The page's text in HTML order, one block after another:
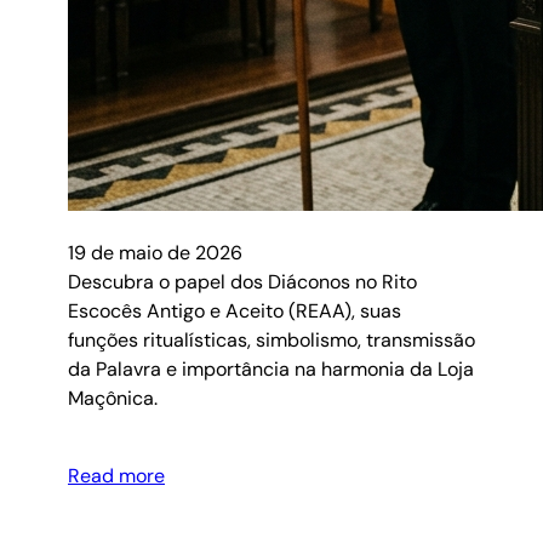
19 de maio de 2026
Descubra o papel dos Diáconos no Rito
Escocês Antigo e Aceito (REAA), suas
funções ritualísticas, simbolismo, transmissão
da Palavra e importância na harmonia da Loja
Maçônica.
Read more